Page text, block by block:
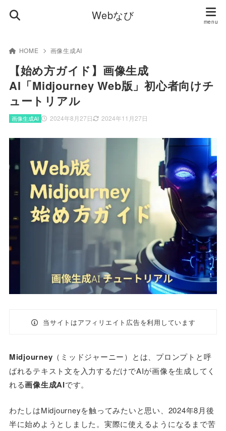
Webなび
HOME 画像生成AI
【始め方ガイド】画像生成
AI「Midjourney Web版」初心者向けチ
ュートリアル
2024年8月27日 2024年11月27日
画像生成AI
当サイトはアフィリエイト広告を利用しています
Midjourney （ミッドジャーニー）とは、プロンプトと呼
ばれるテキスト文を入力するだけでAIが画像を生成してく
れる画像生成AIです。
わたしはMidjourneyを触ってみたいと思い、2024年8月後
半に始めようとしました。実際に使えるようになるまで苦